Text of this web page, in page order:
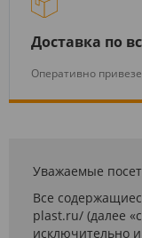
Доставка по
Оперативно
Уважаемые
Все
plast.ru/ (далее
исключительно